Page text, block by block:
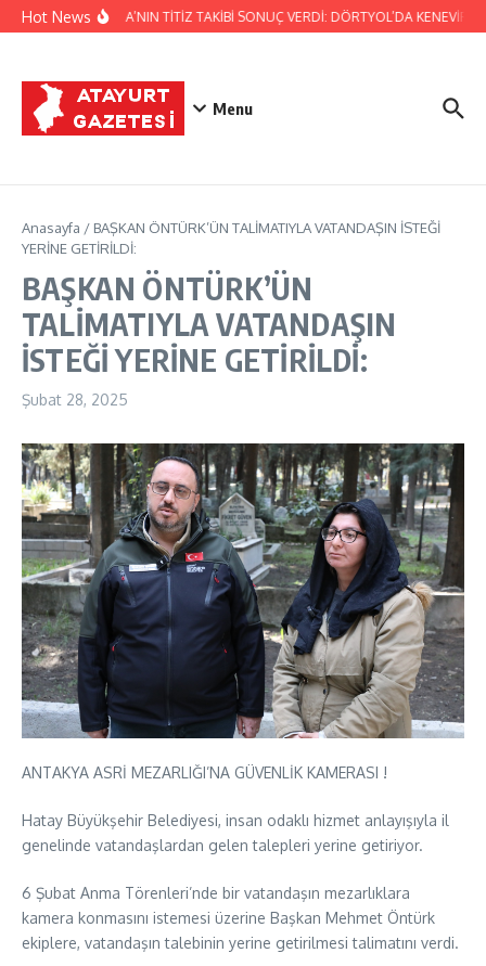
İçeriğe atla
Hot NewsJANDARMA’NIN TİTİZ TAKİBİ SONUÇ VERDİ: DÖRTYOL’DA KENEVİR
Menu
Anasayfa / BAŞKAN ÖNTÜRK’ÜN TALİMATIYLA VATANDAŞIN İSTEĞİ
YERİNE GETİRİLDİ:
BAŞKAN ÖNTÜRK’ÜN
TALİMATIYLA VATANDAŞIN
İSTEĞİ YERİNE GETİRİLDİ:
Şubat 28, 2025
ANTAKYA ASRİ MEZARLIĞI’NA GÜVENLİK KAMERASI !
Hatay Büyükşehir Belediyesi, insan odaklı hizmet anlayışıyla il
genelinde vatandaşlardan gelen talepleri yerine getiriyor.
6 Şubat Anma Törenleri’nde bir vatandaşın mezarlıklara
kamera konmasını istemesi üzerine Başkan Mehmet Öntürk
ekiplere, vatandaşın talebinin yerine getirilmesi talimatını verdi.